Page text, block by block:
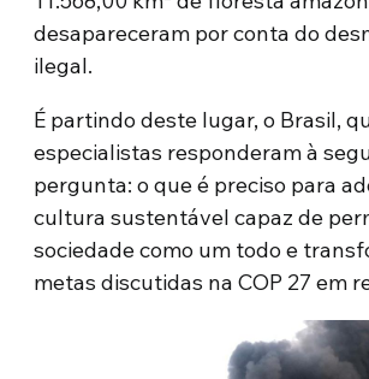
desapareceram por conta do
ilegal.
É partindo deste lugar, o Brasil,
especialistas responderam à
pergunta: o que é preciso para
cultura sustentável capaz de
sociedade como um todo e
metas discutidas na COP 27 em